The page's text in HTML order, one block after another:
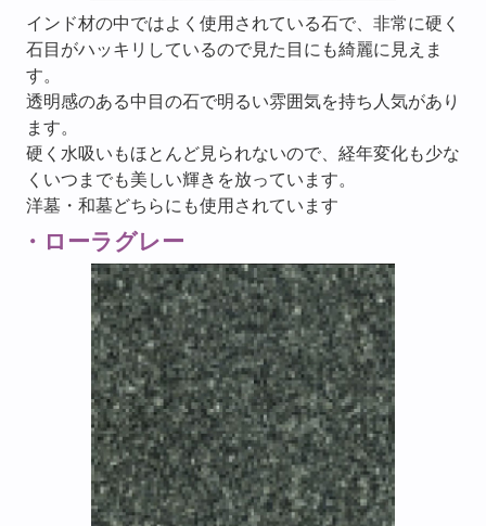
インド材の中ではよく使用されている石で、非常に硬く
石目がハッキリしているので見た目にも綺麗に見えま
す。
透明感のある中目の石で明るい雰囲気を持ち人気があり
ます。
硬く水吸いもほとんど見られないので、経年変化も少な
くいつまでも美しい輝きを放っています。
洋墓・和墓どちらにも使用されています
・ローラグレー